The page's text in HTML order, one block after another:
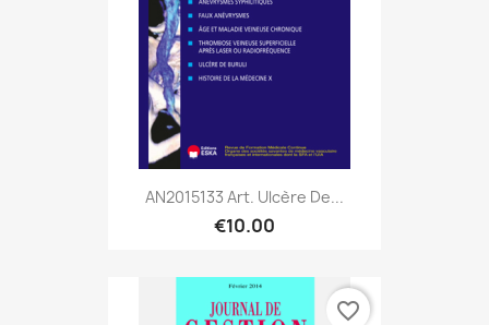
AN2015133 Art. Ulcère De...
€10.00
favorite_border